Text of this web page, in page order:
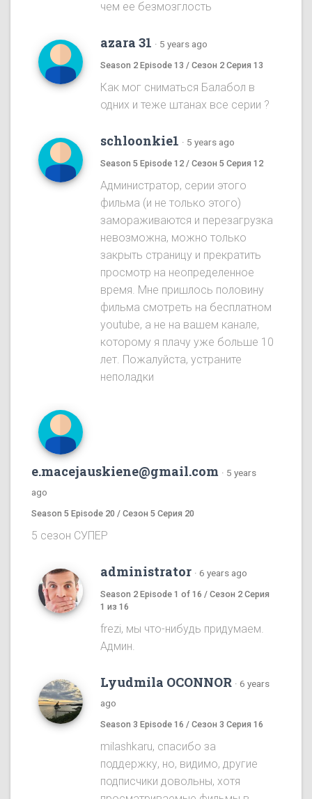
чем ее безмозглость
azara 31 · 5 years ago
Season 2 Episode 13 / Сезон 2 Серия 13
Как мог сниматься Балабол в
одних и теже штанах все серии ?
schloonkie1 · 5 years ago
Season 5 Episode 12 / Сезон 5 Серия 12
Администратор, серии этого
фильма (и не только этого)
замораживаются и перезагрузка
невозможна, можно только
закрыть страницу и прекратить
просмотр на неопределенное
время. Мне пришлось половину
фильма смотреть на бесплатном
youtube, а не на вашем канале,
которому я плачу уже больше 10
лет. Пожалуйста, устраните
неполадки
e.macejauskiene@gmail.com · 5 years
ago
Season 5 Episode 20 / Сезон 5 Серия 20
5 сезон СУПЕР
administrator · 6 years ago
Season 2 Episode 1 of 16 / Сезон 2 Серия
1 из 16
frezi, мы что-нибудь придумаем.
Админ.
Lyudmila OCONNOR · 6 years
ago
Season 3 Episode 16 / Сезон 3 Серия 16
milashkaru, спасибо за
поддержку, но, видимо, другие
подписчики довольны, хотя